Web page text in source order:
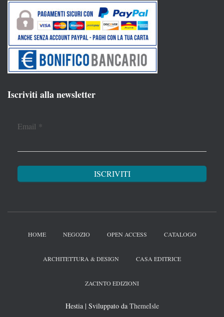
Iscriviti alla newsletter
Email *
HOME NEGOZIO OPEN ACCESS CATALOGO
ARCHITETTURA & DESIGN CASA EDITRICE
ZACINTO EDIZIONI
Hestia | Sviluppato da ThemeIsle